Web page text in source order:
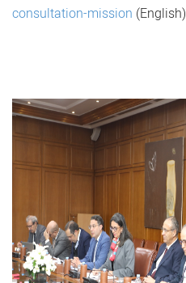
consultation-mission (English)